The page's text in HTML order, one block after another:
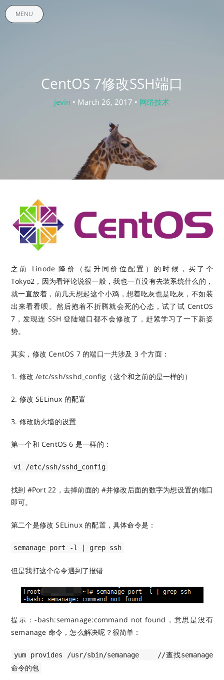
MENU
CentOS 7修改SSH端口
jevin • March 26, 2017 • 网络技术
之前 Linode 降价（提升同价位配置）的时候，买了个
Tokyo2，因为看评论说很一般，我也一直没有去装系统什么的，
就一直放着，前几天想起这个小鸡，想着吃灰也是吃灰，不如装
出来看看呗。然后抱着不折腾就会死的心态，试了试 CentOS
7，发现连 SSH 登陆端口都不会修改了，赶紧学习了一下新姿
势。
其实，修改 CentOS 7 的端口一共涉及 3 个方面：
1. 修改 /etc/ssh/sshd_config（这个和之前的是一样的）
2. 修改 SELinux 的配置
3. 修改防火墙的设置
第一个和 CentOS 6 是一样的：
vi /etc/ssh/sshd_config
找到 #Port 22，去掉前面的 #并修改后面的数字为想设置的端口
即可。
第二个是修改 SELinux 的配置，具体命令是：
semanage port -l | grep ssh
但是我打这个命令遇到了报错
提示：-bash:semanage:command not found，意思是没有
semanage 命令，怎么解决呢？很简单：
yum provides /usr/sbin/semanage //查找semanage
命令的包